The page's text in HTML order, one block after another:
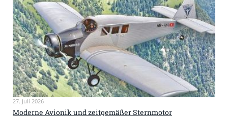
27. Juli 2026
Moderne Avionik und zeitgemäßer Sternmotor